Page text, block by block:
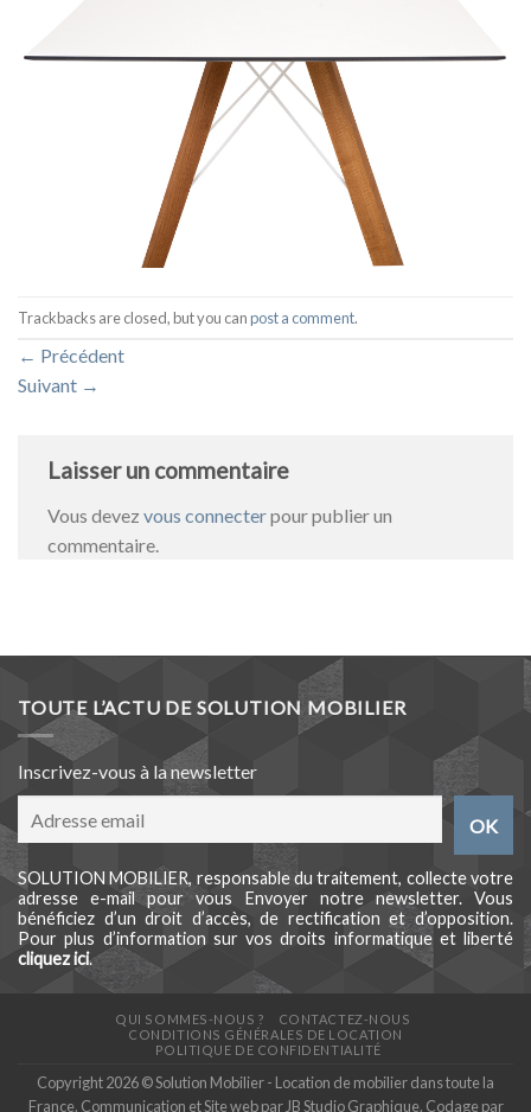
Trackbacks are closed, but you canpost a comment.
← Précédent
Suivant →
Laisser un commentaire
Vous devez vous connecterpour publier un
commentaire.
TOUTE L’ACTU DE SOLUTION MOBILIER
Inscrivez-vous à la newsletter
SOLUTION MOBILIER, responsable du traitement, collecte votre
adresse e-mail pour vous Envoyer notre newsletter. Vous
bénéficiez d’un droit d’accès, de rectification et d’opposition.
Pour plus d’information sur vos droits informatique et liberté
cliquez ici.
QUI SOMMES-NOUS ?
CONTACTEZ-NOUS
CONDITIONS GÉNÉRALES DE LOCATION
POLITIQUE DE CONFIDENTIALITÉ
Copyright 2026 © Solution Mobilier - Location de mobilier dans toute la
France. Communication et Site web par JB Studio Graphique. Codage par